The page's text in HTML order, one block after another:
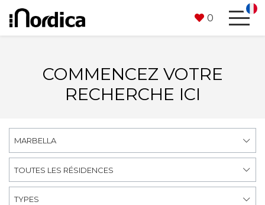
0
COMMENCEZ VOTRE
RECHERCHE ICI
MARBELLA
TOUTES LES RÉSIDENCES
TYPES